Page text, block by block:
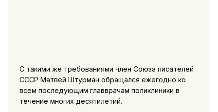
С такими же требованиями член Союза писателей
СССР Матвей Штурман обращался ежегодно ко
всем последующим главврачам поликлиники в
течение многих десятилетий.